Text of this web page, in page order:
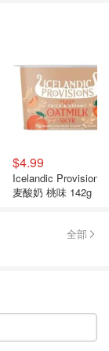
$4.99
Icelandic Provisions
麦酸奶 桃味 142g
全部